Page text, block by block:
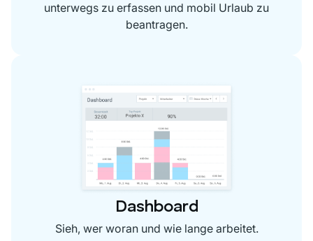
unterwegs zu erfassen und mobil Urlaub zu
beantragen.
Dashboard
Sieh, wer woran und wie lange arbeitet.